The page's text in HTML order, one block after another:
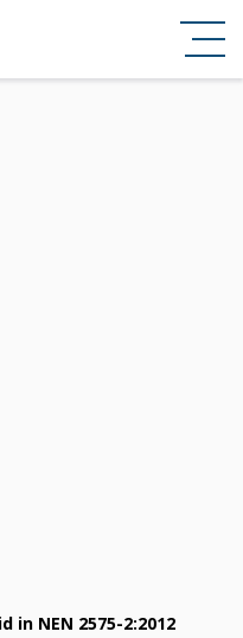
in NEN 2575-2:2012